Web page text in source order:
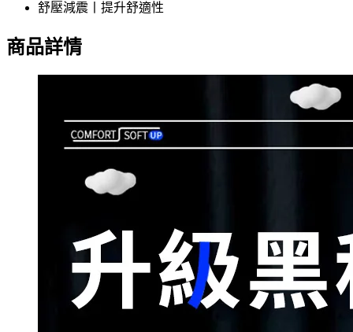
舒壓減震丨提升舒適性
商品詳情